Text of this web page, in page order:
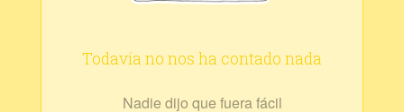
Todavía no nos ha contado nada
Nadie dijo que fuera fácil